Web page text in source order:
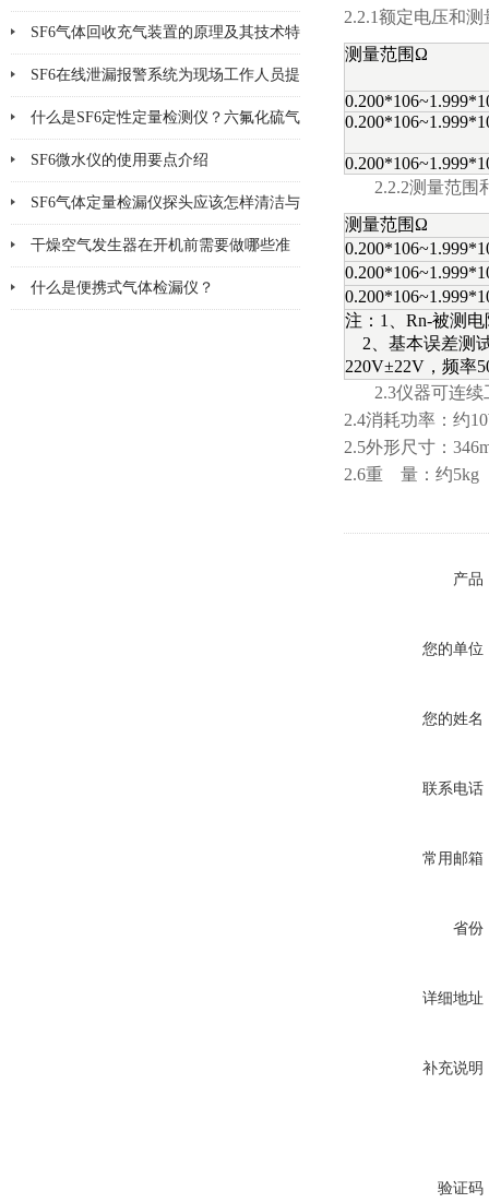
块
SF6气体回收充气装置的原理及其技术特
点分析
SF6在线泄漏报警系统为现场工作人员提
供更多一层可靠保护
什么是SF6定性定量检测仪？六氟化硫气
体检测设备
SF6微水仪的使用要点介绍
SF6气体定量检漏仪探头应该怎样清洁与
更换
干燥空气发生器在开机前需要做哪些准
备工作
什么是便携式气体检漏仪？
2.2.1额定电压和
测量范围Ω
2.2.2测量范围
测量范围Ω
注：1、Rn-被测
2、基本误差测
220V±22V，频率
2.3仪器可连续
2.4消耗功率：约
2.5外形尺寸：
2.6重 量：约5kg
产品
您的单位
您的姓名
联系电话
常用邮箱
省份
详细地址
补充说明
验证码